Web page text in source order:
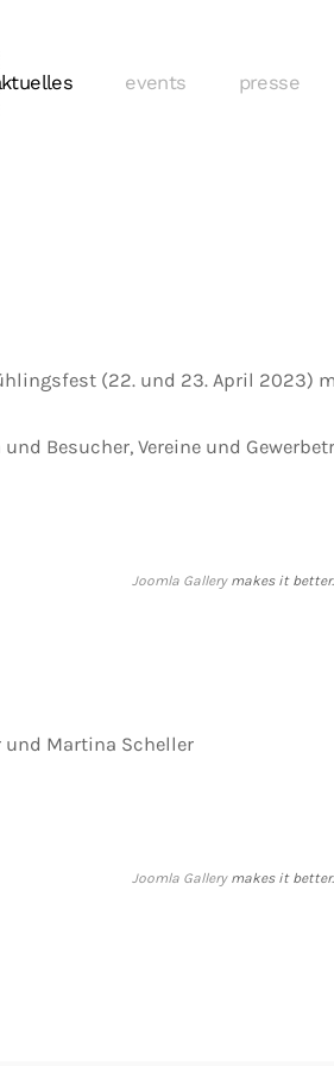
events presse
(22. und 23. April 2023)
Besucher, Vereine und
Joomla Gallerymakes it
und Martina Scheller
Joomla Gallerymakes it